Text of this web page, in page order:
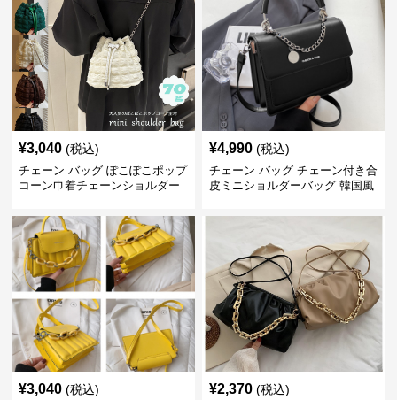
¥3,040 (税込)
チェーン バッグ ぽこぽこポップ
コーン巾着チェーンショルダー
¥4,990 (税込)
チェーン バッグ チェーン付き合
皮ミニショルダーバッグ 韓国風
¥3,040 (税込) ¥2,370 (税込)